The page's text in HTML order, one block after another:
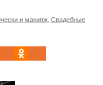
и макияж, Свадебные